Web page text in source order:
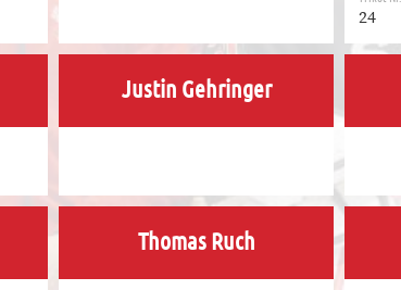
24
Justin Gehringer
Thomas Ruch